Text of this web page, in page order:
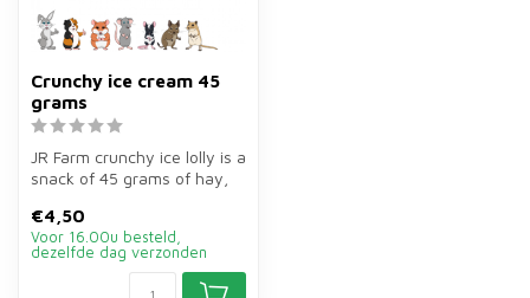
Crunchy ice cream 45
grams
JR Farm crunchy ice lolly is a
snack of 45 grams of hay,
€4,50
Voor 16.00u besteld,
dezelfde dag verzonden